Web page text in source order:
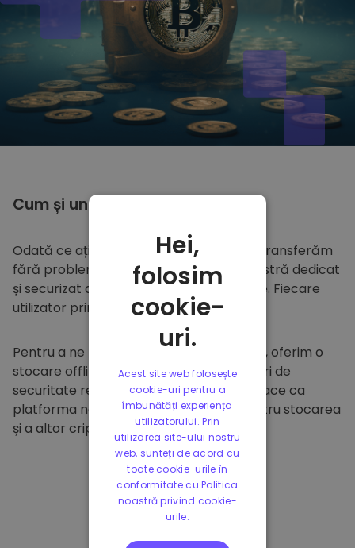
Cum și unde să
Odată ce ați cumpărat peKriptomat
, îl transferăm
fără probleme în portofelul dumneavoastră dedicat
și securizat din cadrul platformei noastre. Fiecare
utilizator primește un portofel individual.
Pentru a ne proteja clienții și fondurile lor, oferim o
stocare offline sigură și efectuăm audituri de
securitate regulate. Această abordare face ca
platforma noastră să fie un paradis pentru stocarea
și a altor criptomonede.
Hei,
folosim
cookie-
uri.
Acest site web folosește
cookie-uri pentru a
îmbunătăți experiența
utilizatorului. Prin
utilizarea site-ului nostru
web, sunteți de acord cu
toate cookie-urile în
conformitate cu Politica
noastră privind cookie-
urile.